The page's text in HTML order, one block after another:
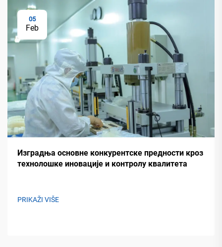
05
Feb
Изградња основне конкурентске предности кроз
технолошке иновације и контролу квалитета
PRIKAŽI VIŠE